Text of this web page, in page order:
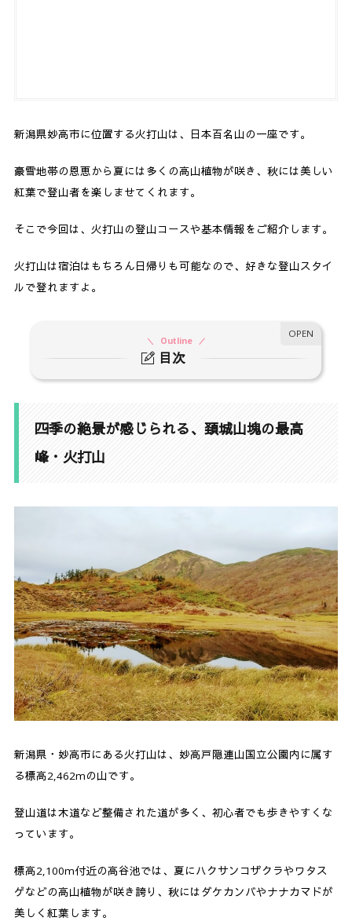
新潟県妙高市に位置する火打山は、日本百名山の一座です。
豪雪地帯の恩恵から夏には多くの高山植物が咲き、秋には美しい
紅葉で登山者を楽しませてくれます。
そこで今回は、火打山の登山コースや基本情報をご紹介します。
火打山は宿泊はもちろん日帰りも可能なので、好きな登山スタイ
ルで登れますよ。
目次
Outline
1. 四季の絶景が感じられる、頚城山塊の最高峰・火
2. 火打山の登山適期
3. 火打山の日帰り登山コースをご紹介
火打山・妙高山を縦走するコースもあるよ
4. 高谷池ヒュッテの水洗トイレ問題
5. 笹ヶ峰登山口へのアクセス・駐車場情報
5-1. 登山口駐車場
5-2. 笹ヶ峰キャンプ場駐車場
7. せっかくなら行きたい！火打山周辺のおすすめ施
7-3. アルペンブリックスパ 日帰り温泉（旧：ランドマー
ク妙高高原）
四季の絶景が感じられる、頚城山塊の最高
峰・火打山
新潟県・妙高市にある火打山は、妙高戸隠連山国立公園内に属す
る標高2,462mの山です。
登山道は木道など整備された道が多く、初心者でも歩きやすくな
っています。
標高2,100m付近の高谷池では、夏にハクサンコザクラやワタス
ゲなどの高山植物が咲き誇り、秋にはダケカンバやナナカマドが
美しく紅葉します。